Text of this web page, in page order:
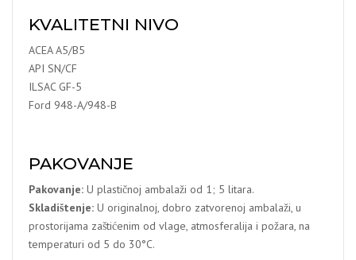
KVALITETNI NIVO
ACEA A5/B5
API SN/CF
ILSAC GF-5
Ford 948-A/948-B
PAKOVANJE
Pakovanje: U plastičnoj ambalaži od 1; 5 litara.
Skladištenje: U originalnoj, dobro zatvorenoj ambalaži, u
prostorijama zaštićenim od vlage, atmosferalija i požara, na
temperaturi od 5 do 30°C.